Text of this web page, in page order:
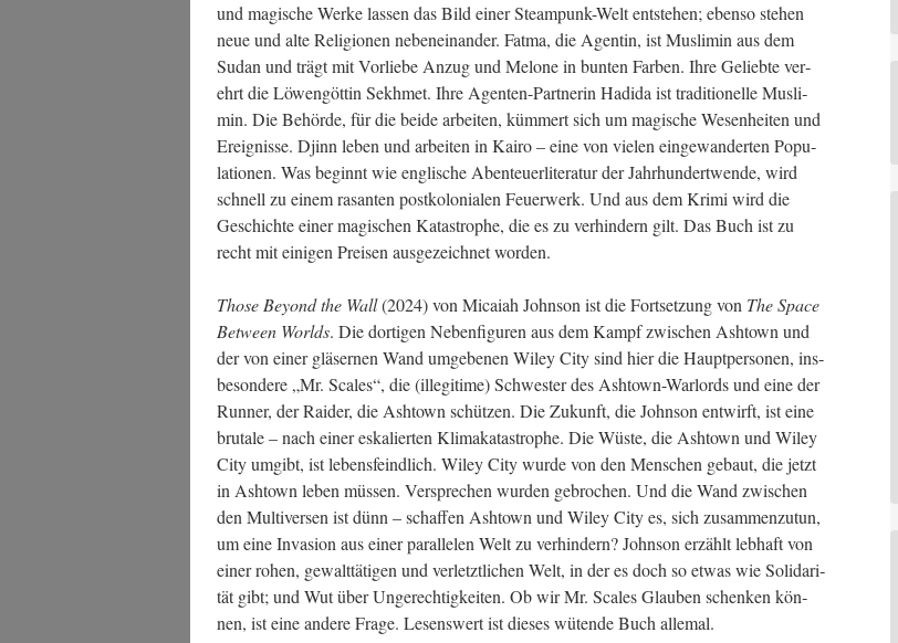
und magi­sche Wer­ke las­sen das Bild einer Steam­punk-Welt ent­ste­hen; eben­so ste­hen
neue und alte Reli­gio­nen neben­ein­an­der. Fat­ma, die Agen­tin, ist Mus­li­min aus dem
Sudan und trägt mit Vor­lie­be Anzug und Melo­ne in bun­ten Far­ben. Ihre Gelieb­te ver­
ehrt die Löwen­göt­tin Sekhmet. Ihre Agen­ten-Part­ne­rin Hadi­da ist tra­di­tio­nel­le Mus­li­
min. Die Behör­de, für die bei­de arbei­ten, küm­mert sich um magi­sche Wesen­hei­ten und
Ereig­nis­se. Djinn leben und arbei­ten in Kai­ro – eine von vie­len ein­ge­wan­der­ten Popu­
la­tio­nen. Was beginnt wie eng­li­sche Aben­teu­er­li­te­ra­tur der Jahr­hun­dert­wen­de, wird
schnell zu einem rasan­ten post­ko­lo­nia­len Feu­er­werk. Und aus dem Kri­mi wird die
Geschich­te einer magi­schen Kata­stro­phe, die es zu ver­hin­dern gilt. Das Buch ist zu
recht mit eini­gen Prei­sen aus­ge­zeich­net worden.
Tho­se Bey­ond the Wall(2024) von Micai­ah John­son ist die Fort­set­zung von The Space
Bet­ween Worlds. Die dor­ti­gen Neben­fi­gu­ren aus dem Kampf zwi­schen Ash­town und
der von einer glä­ser­nen Wand umge­be­nen Wiley City sind hier die Haupt­per­so­nen, ins­
be­son­de­re „Mr. Sca­les“, die (ille­gi­ti­me) Schwes­ter des Ash­town-War­lords und eine der
Run­ner, der Rai­der, die Ash­town schüt­zen. Die Zukunft, die John­son ent­wirft, ist eine
bru­ta­le – nach einer eska­lier­ten Kli­ma­ka­ta­stro­phe. Die Wüs­te, die Ash­town und Wiley
City umgibt, ist lebens­feind­lich. Wiley City wur­de von den Men­schen gebaut, die jetzt
in Ash­town leben müs­sen. Ver­spre­chen wur­den gebro­chen. Und die Wand zwi­schen
den Mul­ti­ver­sen ist dünn – schaf­fen Ash­town und Wiley City es, sich zusam­men­zu­tun,
um eine Inva­si­on aus einer par­al­le­len Welt zu ver­hin­dern? John­son erzählt leb­haft von
einer rohen, gewalt­tä­ti­gen und ver­letzt­li­chen Welt, in der es doch so etwas wie Soli­da­ri­
tät gibt; und Wut über Unge­rech­tig­kei­ten. Ob wir Mr. Sca­les Glau­ben schen­ken kön­
nen, ist eine ande­re Fra­ge. Lesens­wert ist die­ses wüten­de Buch allemal.